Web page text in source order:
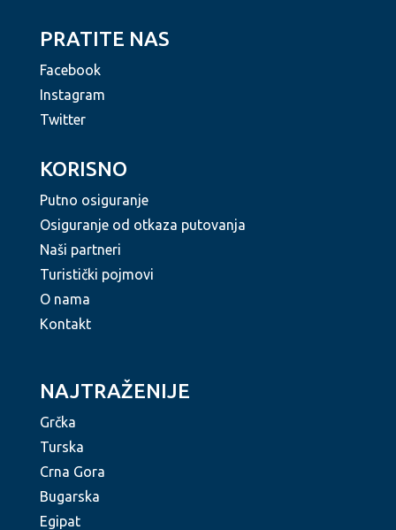
PRATITE NAS
Facebook
Instagram
Twitter
KORISNO
Putno osiguranje
Osiguranje od otkaza putovanja
Naši partneri
Turistički pojmovi
O nama
Kontakt
NAJTRAŽENIJE
Grčka
Turska
Crna Gora
Bugarska
Egipat